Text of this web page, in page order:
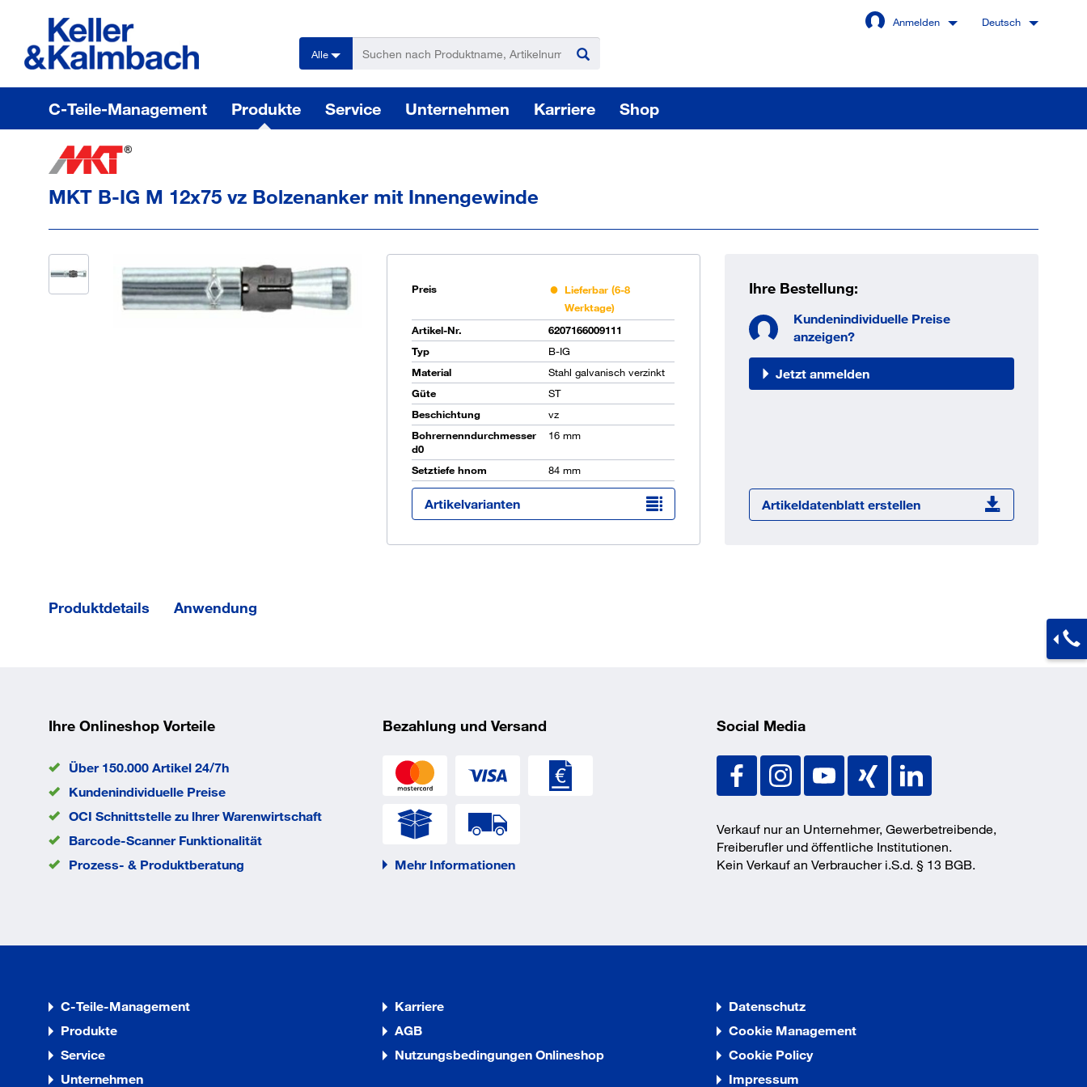
Anmelden
Anmelden
Sie sind noch kein Kunde
Jetzt registrieren
Barcode-Scanner Funktionalität
Prozess- & Produktberatung
Deutsch
Alle
C-Teile-Management Produkte Service Unternehmen Karriere Shop
MKT B-IG M 12x75 vz Bolzenanker mit Innengewinde
Preis
Lieferbar (6-8
Werktage)
Artikel-Nr.
6207166009111
Typ
B-IG
Material
Stahl galvanisch verzinkt
Güte
ST
Beschichtung
vz
Bohrernenndurchmesser
d0
16 mm
Setztiefe hnom 84 mm
Artikelvarianten
Ihre Bestellung:
Kundenindividuelle Preise
anzeigen?
Jetzt anmelden
Artikeldatenblatt erstellen
Produktdetails
hinterschnittenes Bohrloch
werden
verschiedenen
Schraubentypen und -längen
verwendbar. Die Verspreizung
Befestigung kann problemlos
Achsabstände sind geringer als
bei
Einschlagankern.
Anwendung
Ihre Onlineshop Vorteile
Über 150.000 Artikel 24/7h
Kundenindividuelle Preise
OCI Schnittstelle zu lhrer Warenwirtschaft
Barcode-Scanner Funktionalität
Prozess- & Produktberatung
Bezahlung und Versand
Mehr Informationen
Social Media
Verkauf nur an Unternehmer, Gewerbetreibende,
Freiberufler und öffentliche Institutionen.
Kein Verkauf an Verbraucher i.S.d. § 13 BGB.
C-Teile-Management
Produkte
Service
Unternehmen
Karriere
AGB
Nutzungsbedingungen Onlineshop
Datenschutz
Cookie Management
Cookie Policy
Impressum